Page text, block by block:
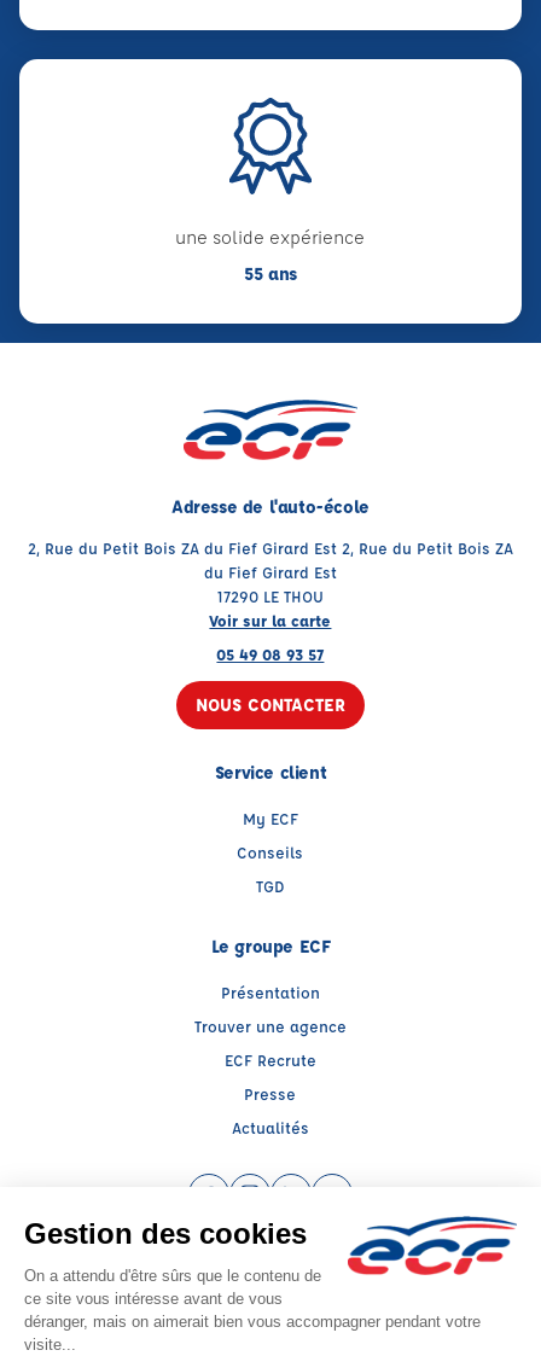
une solide expérience
55 ans
Adresse de l'auto-école
2, Rue du Petit Bois ZA du Fief Girard Est 2, Rue du Petit Bois ZA
du Fief Girard Est
17290 LE THOU
Voir sur la carte
05 49 08 93 57
NOUS CONTACTER
Service client
My ECF
Conseils
TGD
Le groupe ECF
Présentation
Trouver une agence
ECF Recrute
Presse
Actualités
Facebook (nouvelle fenêtre)
Instagram (nouvelle fenêtre)
LinkedIn (nouvelle fenêtre)
YouTube (nouvelle
Raison sociale : ECF CER CENTRE ATLANTIQUE - Capital social: 2500000€
SIREN: 312379266 - Numéro de TVA intracommunautaire: FR 52 312379266
Agrément n°E1801700100
Siège social : RN 11 - Rte de la Mothe Les Champs Dorés, LA CRECHE (79260) -